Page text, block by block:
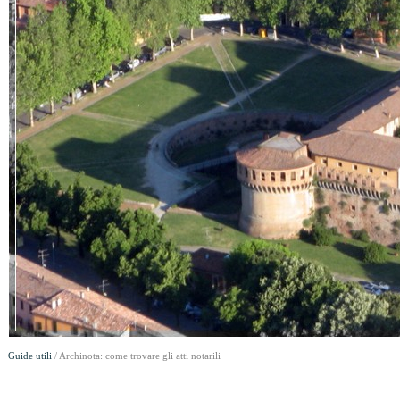
Guide utili / Archinota: come trovare gli atti notarili